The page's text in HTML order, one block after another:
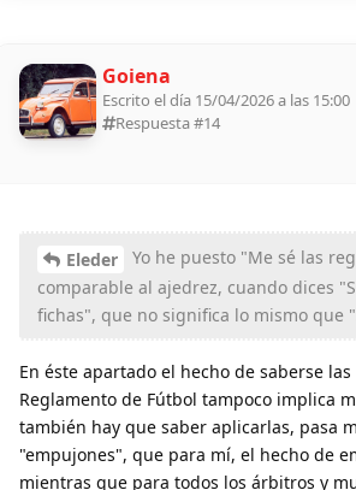
Goiena
Escrito el día 15/04/2026 a las 15:00
Respuesta #14
Eleder
Yo he puesto "Me sé las
comparable al ajedrez, cuando dices
fichas", que no significa lo mismo que
En éste apartado el hecho de saberse las
Reglamento de Fútbol tampoco implica
también hay que saber aplicarlas, pasa
"empujones", que para mí, el hecho de
mientras que para todos los árbitros y